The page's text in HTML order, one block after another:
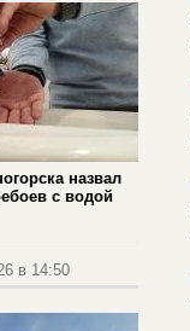
назвал
с водой
в 14:50